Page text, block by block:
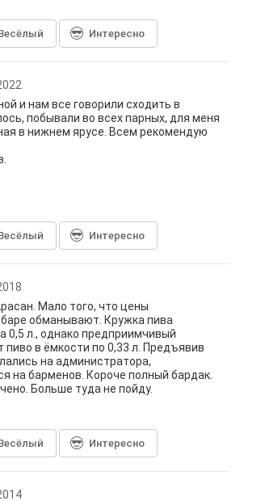
Интересно
и нам все говорили сходить в
побывали во всех парных, для меня
в нижнем ярусе. Всем рекомендую
Интересно
Мало того, что цены
обманывают. Кружка пива
0,5 л., однако предприимчивый
пиво в ёмкости по 0,33 л. Предъявив
на администратора,
на барменов. Короче полный бардак.
Больше туда не пойду.
Интересно